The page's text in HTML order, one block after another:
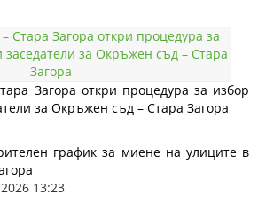
Загора откри процедура за избор
за Окръжен съд – Стара Загора
график за миене на улиците в
13:23